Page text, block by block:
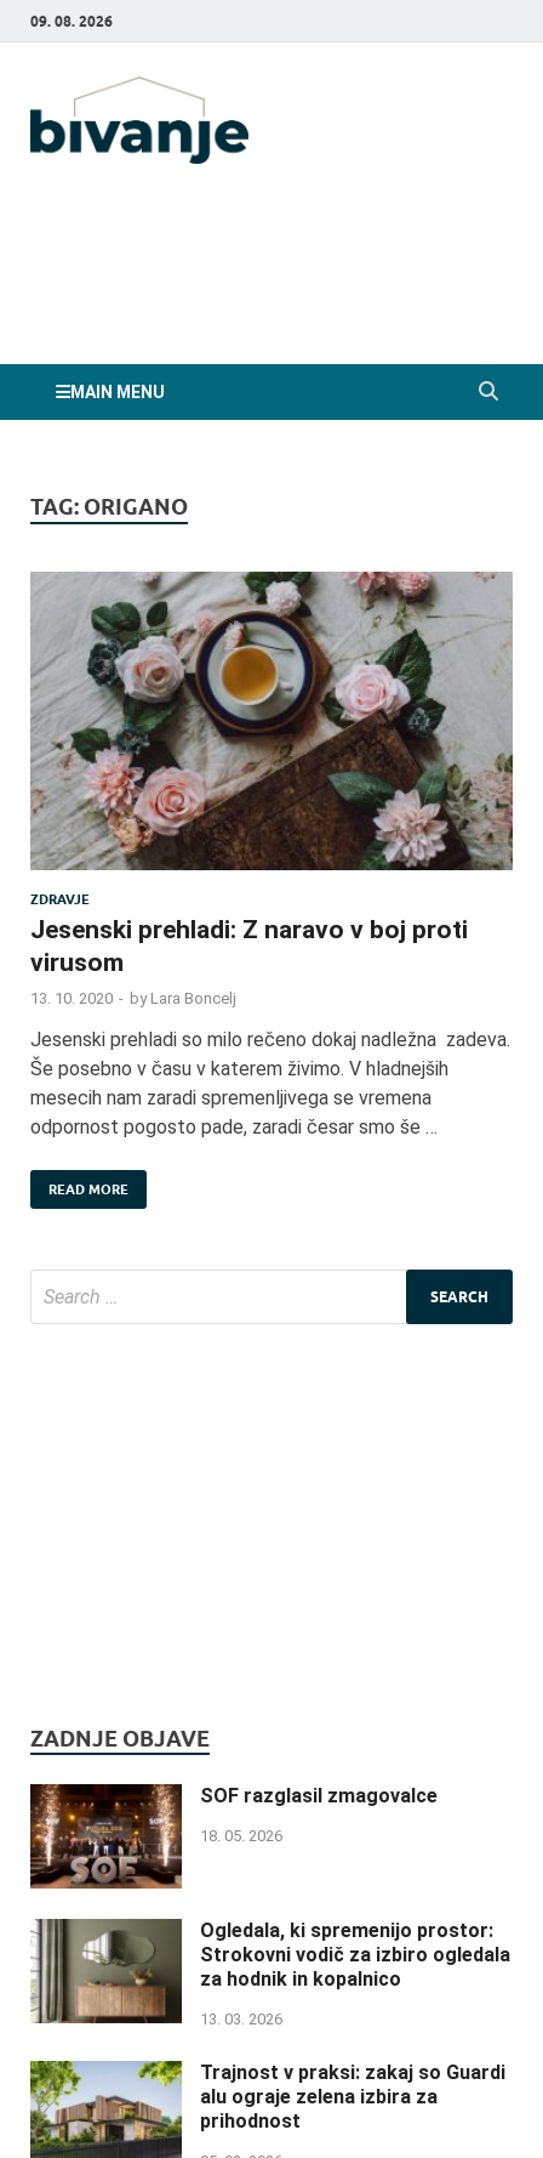
09. 08. 2026
MAIN MENU
TAG: ORIGANO
ZDRAVJE
Jesenski prehladi: Z naravo v boj proti
virusom
13. 10. 2020 - by Lara Boncelj
Jesenski prehladi so milo rečeno dokaj nadležna zadeva.
Še posebno v času v katerem živimo. V hladnejših
mesecih nam zaradi spremenljivega se vremena
odpornost pogosto pade, zaradi česar smo še …
READ MORE
ZADNJE OBJAVE
SOF razglasil zmagovalce
18. 05. 2026
Ogledala, ki spremenijo prostor:
Strokovni vodič za izbiro ogledala
za hodnik in kopalnico
13. 03. 2026
Trajnost v praksi: zakaj so Guardi
alu ograje zelena izbira za
prihodnost